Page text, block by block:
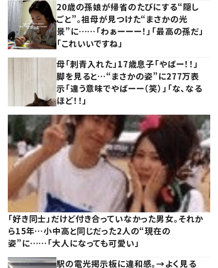
20歳の孫娘が帰省のたびにする“隠し
ごと”。祖母が見つけた“まさかの光
景”に……「わぁーーー！」「最高の孫だ」
「これいいですね」
母「刺青入れた」17歳息子「やばー！！」
脚を見ると…“まさかの姿”に277万表
示「違う意味でやばーー（笑）」「な、なる
ほど！！」
「好き同士」だけど付き合っていなかった男女。それか
ら15年…小中高と同じだった2人の“現在の
姿”に……「大人になっても可愛い」
駅の電光掲示板に違和感。→よく見る